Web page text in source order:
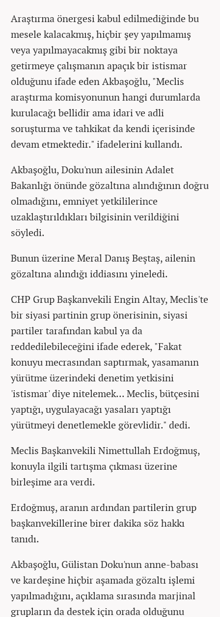
Araştırma önergesi kabul edilmediğinde bu
mesele kalacakmış, hiçbir şey yapılmamış
veya yapılmayacakmış gibi bir noktaya
getirmeye çalışmanın apaçık bir istismar
olduğunu ifade eden Akbaşoğlu, "Meclis
araştırma komisyonunun hangi durumlarda
kurulacağı bellidir ama idari ve adli
soruşturma ve tahkikat da kendi içerisinde
devam etmektedir." ifadelerini kullandı.
Akbaşoğlu, Doku'nun ailesinin Adalet
Bakanlığı önünde gözaltına alındığının doğru
olmadığını, emniyet yetkililerince
uzaklaştırıldıkları bilgisinin verildiğini
söyledi.
Bunun üzerine Meral Danış Beştaş, ailenin
gözaltına alındığı iddiasını yineledi.
CHP Grup Başkanvekili Engin Altay, Meclis'te
bir siyasi partinin grup önerisinin, siyasi
partiler tarafından kabul ya da
reddedilebileceğini ifade ederek, "Fakat
konuyu mecrasından saptırmak, yasamanın
yürütme üzerindeki denetim yetkisini
'istismar' diye nitelemek... Meclis, bütçesini
yaptığı, uygulayacağı yasaları yaptığı
yürütmeyi denetlemekle görevlidir." dedi.
Meclis Başkanvekili Nimettullah Erdoğmuş,
konuyla ilgili tartışma çıkması üzerine
birleşime ara verdi.
Erdoğmuş, aranın ardından partilerin grup
başkanvekillerine birer dakika söz hakkı
tanıdı.
Akbaşoğlu, Gülistan Doku'nun anne-babası
ve kardeşine hiçbir aşamada gözaltı işlemi
yapılmadığını, açıklama sırasında marjinal
grupların da destek için orada olduğunu